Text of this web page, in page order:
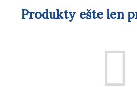
Produkty ešte len